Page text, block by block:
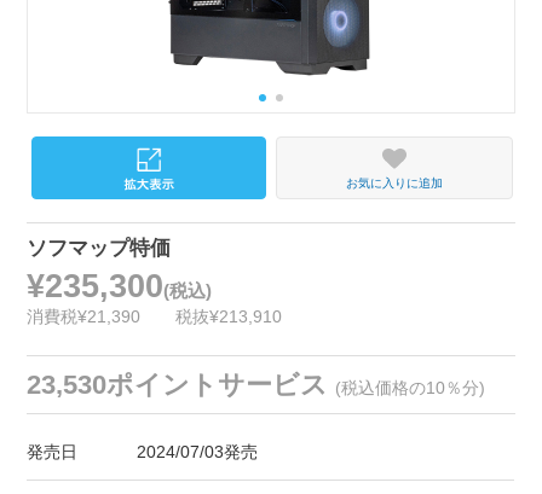
お気に入りに追加
ソフマップ特価
¥235,300(税込)
消費税¥21,390 税抜¥213,910
23,530ポイントサービス (税込価格の10％分)
発売日 2024/07/03発売